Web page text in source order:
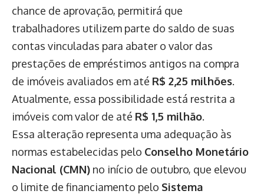
chance de aprovação, permitirá que
trabalhadores utilizem parte do saldo de suas
contas vinculadas para abater o valor das
prestações de empréstimos antigos na compra
de imóveis avaliados em até R$ 2,25 milhões.
Atualmente, essa possibilidade está restrita a
imóveis com valor de até R$ 1,5 milhão.
Essa alteração representa uma adequação às
normas estabelecidas pelo Conselho Monetário
Nacional (CMN) no início de outubro, que elevou
o limite de financiamento pelo Sistema